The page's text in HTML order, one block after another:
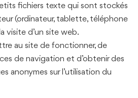
fichiers texte qui sont stockés
(ordinateur, tablette, téléphone
visite d’un site web.
au site de fonctionner, de
de navigation et d’obtenir des
anonymes sur l’utilisation du